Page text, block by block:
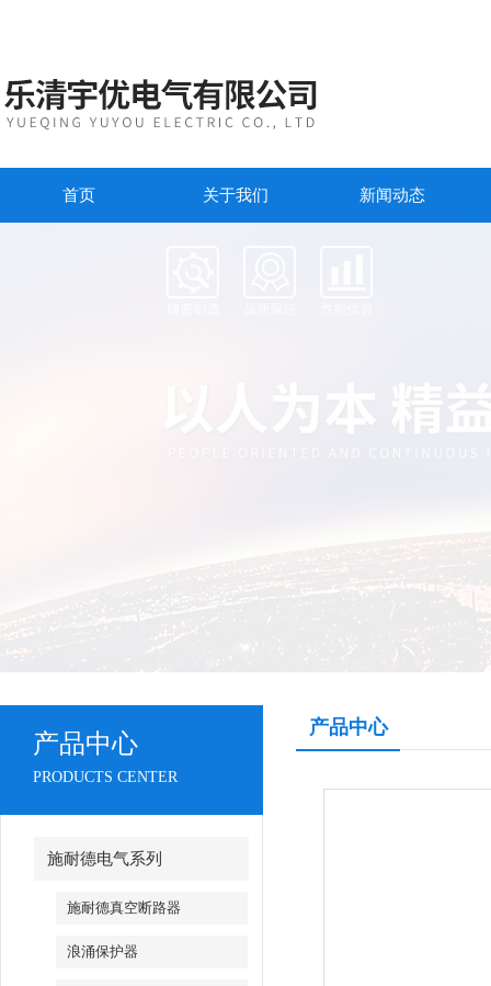
首页 关于我们 新闻动态
产品中心
PRODUCTS CENTER
施耐德电气系列
施耐德真空断路器
浪涌保护器
产品中心